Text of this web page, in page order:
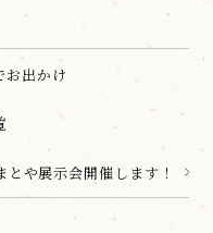
お出かけ
や展示会開催します！